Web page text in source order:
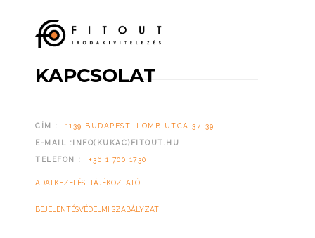
KAPCSOLAT
CÍM :
1139 BUDAPEST, LOMB UTCA 37-39.
E-MAIL :INFO(KUKAC)FITOUT.HU
TELEFON :
+36 1 700 1730
ADATKEZELÉSI TÁJÉKOZTATÓ
BEJELENTÉSVÉDELMI SZABÁLYZAT